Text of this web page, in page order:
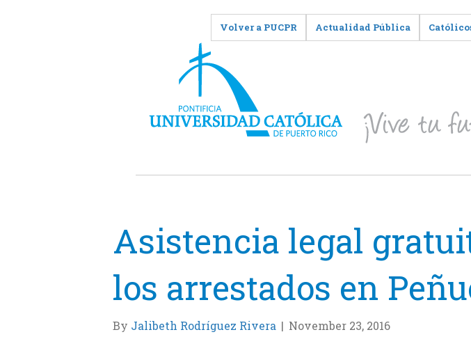
Volver a PUCPR Actualidad Pública
Asistencia legal
los arrestados en
By Jalibeth Rodríguez Rivera | November 23, 2016